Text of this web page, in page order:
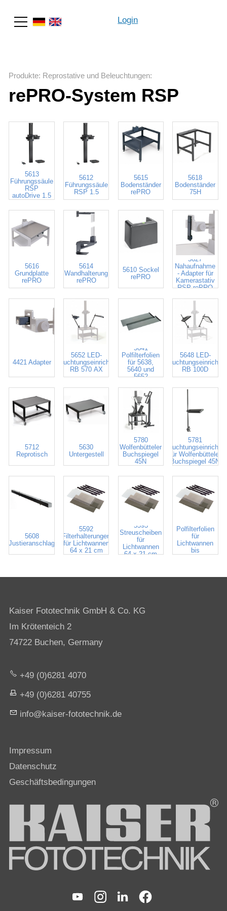
Login
Produkte: Reprostative und Beleuchtungen:
rePRO-System RSP
5613
Führungssäule
RSP
autoDrive 1.5
5612
Führungssäule
RSP 1.5
5615
Bodenständer
rePRO
5618
Bodenständer
75H
5616
Grundplatte
rePRO
5614
Wandhalterung
rePRO
5610 Sockel
rePRO
5627
Nahaufnahme
- Adapter für
Kamerastativ
RSP rePRO
4421 Adapter
5652 LED-
Beleuchtungseinrichtung
RB 570 AX
5641
Polfilterfolien
für 5638,
5640 und
5652
5648 LED-
RB 100D
5712
Reprotisch
5630
Untergestell
5780
Wolfenbütteler
Buchspiegel
45N
5781
für Wolfenbütteler
Buchspiegel 45N
5608
Justieranschlag
5592
Filterhalterungen
für Lichtwannen
64 x 21 cm
5593
Streuscheiben
für
Lichtwannen
64 x 21 cm
Polfilterfolien
für
Lichtwannen
bis
64 x 21 cm
Kaiser Fototechnik GmbH & Co. KG
Im Krötenteich 2
74722 Buchen, Germany
+49 (0)6281 4070
+49 (0)6281 40755
nf
k s r-f t t chn k d
Impressum
Datenschutz
Geschäftsbedingungen